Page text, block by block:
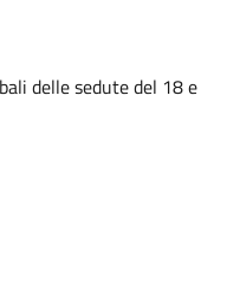
delle sedute del 18 e